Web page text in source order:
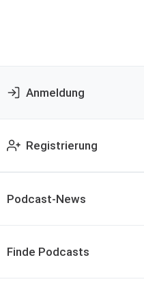
Anmeldung
Registrierung
Podcast-News
Finde Podcasts